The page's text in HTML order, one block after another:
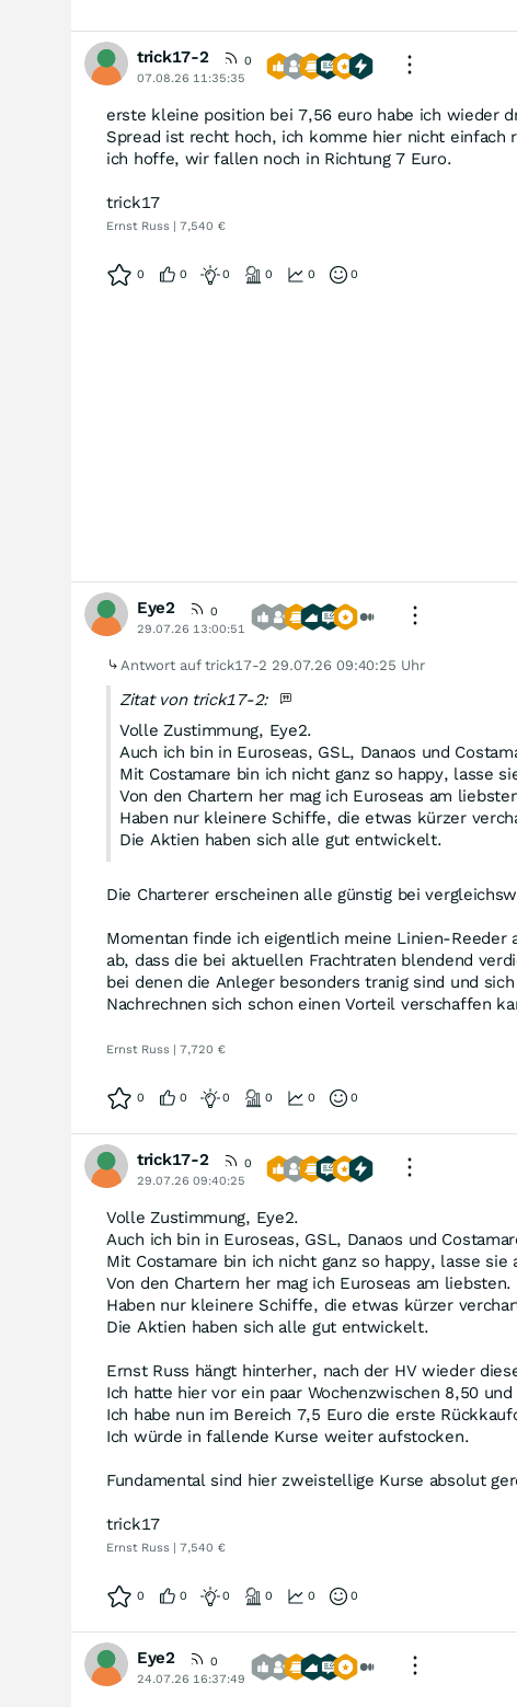
trick17-2
0
07.08.26 11:35:35
erste kleine position bei 7,56 euro habe ich wieder
Spread ist recht hoch, ich komme hier nicht einfach
ich hoffe, wir fallen noch in Richtung 7 Euro.
trick17
Ernst Russ | 7,540 €
0 0 0 0 0 0
Eye2
0
29.07.26 13:00:51
Antwort auf trick17-2 29.07.26 09:40:25 Uhr
Zitat von trick17-2:
Volle Zustimmung, Eye2.
Auch ich bin in Euroseas, GSL, Danaos und
Mit Costamare bin ich nicht ganz so happy, lasse
Von den Chartern her mag ich Euroseas am
Haben nur kleinere Schiffe, die etwas kürzer
Die Aktien haben sich alle gut entwickelt.
Die Charterer erscheinen alle günstig bei
Momentan finde ich eigentlich meine Linien-
ab, dass die bei aktuellen Frachtraten blendend
bei denen die Anleger besonders tranig sind und
Nachrechnen sich schon einen Vorteil verschaffen
Ernst Russ | 7,720 €
0 0 0 0 0 0
trick17-2
0
29.07.26 09:40:25
Volle Zustimmung, Eye2.
Auch ich bin in Euroseas, GSL, Danaos und
Mit Costamare bin ich nicht ganz so happy, lasse sie
Von den Chartern her mag ich Euroseas am liebsten.
Haben nur kleinere Schiffe, die etwas kürzer
Die Aktien haben sich alle gut entwickelt.
Ernst Russ hängt hinterher, nach der HV wieder
Ich hatte hier vor ein paar Wochenzwischen 8,50
Ich habe nun im Bereich 7,5 Euro die erste
Ich würde in fallende Kurse weiter aufstocken.
Fundamental sind hier zweistellige Kurse absolut
trick17
Ernst Russ | 7,540 €
0 0 0 0 0 0
Eye2
0
24.07.26 16:37:49